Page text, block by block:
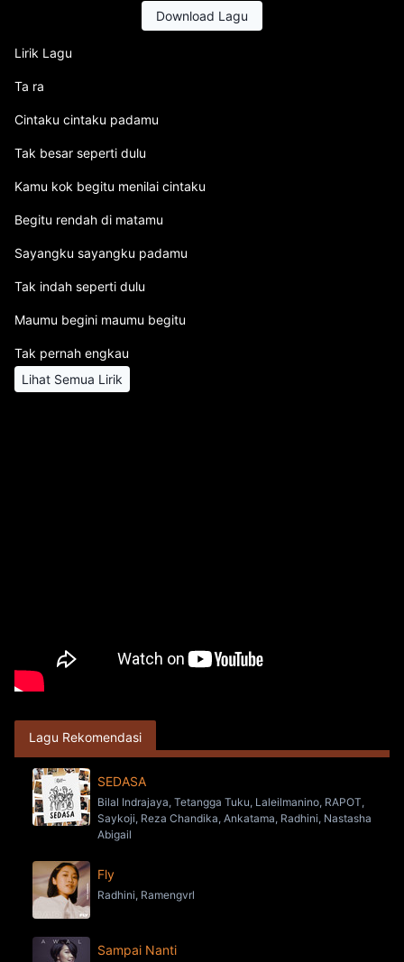
Download Lagu
Lirik Lagu
Ta ra
Cintaku cintaku padamu
Tak besar seperti dulu
Kamu kok begitu menilai cintaku
Begitu rendah di matamu
Sayangku sayangku padamu
Tak indah seperti dulu
Maumu begini maumu begitu
Tak pernah engkau
Lihat Semua Lirik
Lagu Rekomendasi
SEDASA
Bilal Indrajaya, Tetangga Tuku, Laleilmanino, RAPOT,
Saykoji, Reza Chandika, Ankatama, Radhini, Nastasha
Abigail
Fly
Radhini, Ramengvrl
Sampai Nanti